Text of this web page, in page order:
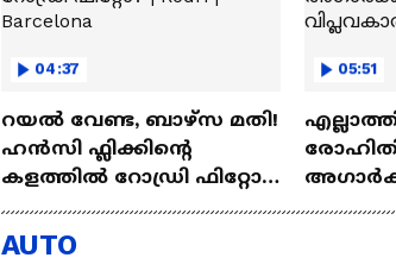
04:37
റയല്‍ വേണ്ട, ബാഴ്‌സ മതി!
ഹൻസി ഫ്ലിക്കിന്റെ
കളത്തില്‍ റോഡ്രി ഫിറ്റോ?
| Rodri | Barcelona
05:51
അതോ
AUTO